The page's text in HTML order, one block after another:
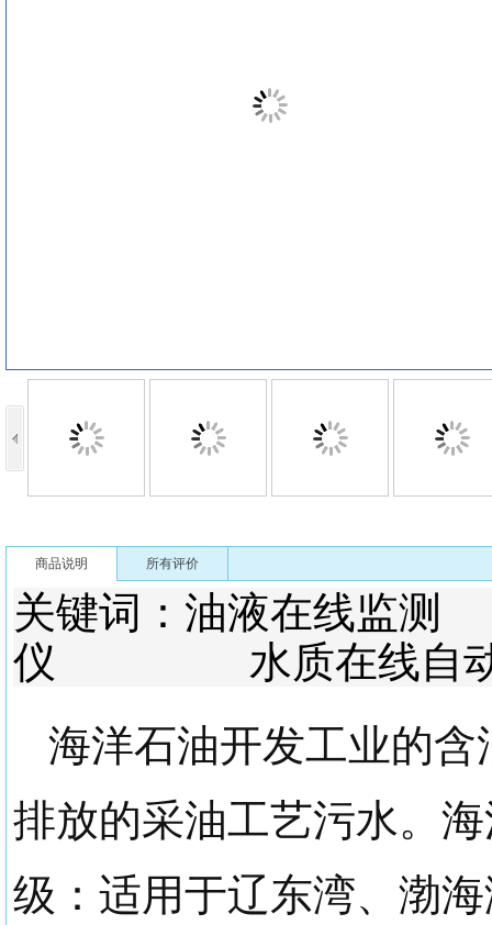
商品说明 所有评价
关键词：油液在
仪 水质在线自动
海洋石油开发工业的
排放的采油工艺污水。
级：适用于辽东湾、渤